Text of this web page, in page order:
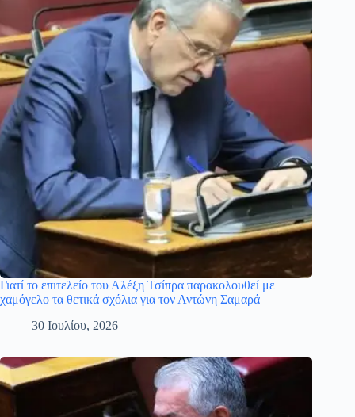
Γιατί το επιτελείο του Αλέξη Τσίπρα παρακολουθεί με
χαμόγελο τα θετικά σχόλια για τον Αντώνη Σαμαρά
30 Ιουλίου, 2026